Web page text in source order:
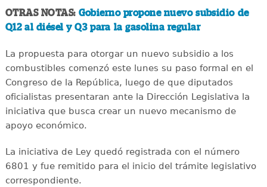
OTRAS NOTAS: Gobierno propone nuevo subsidio de
Q12 al diésel y Q3 para la gasolina regular
La propuesta para otorgar un nuevo subsidio a los
combustibles comenzó este lunes su paso formal en el
Congreso de la República, luego de que diputados
oficialistas presentaran ante la Dirección Legislativa la
iniciativa que busca crear un nuevo mecanismo de
apoyo económico.
La iniciativa de Ley quedó registrada con el número
6801 y fue remitido para el inicio del trámite legislativo
correspondiente.